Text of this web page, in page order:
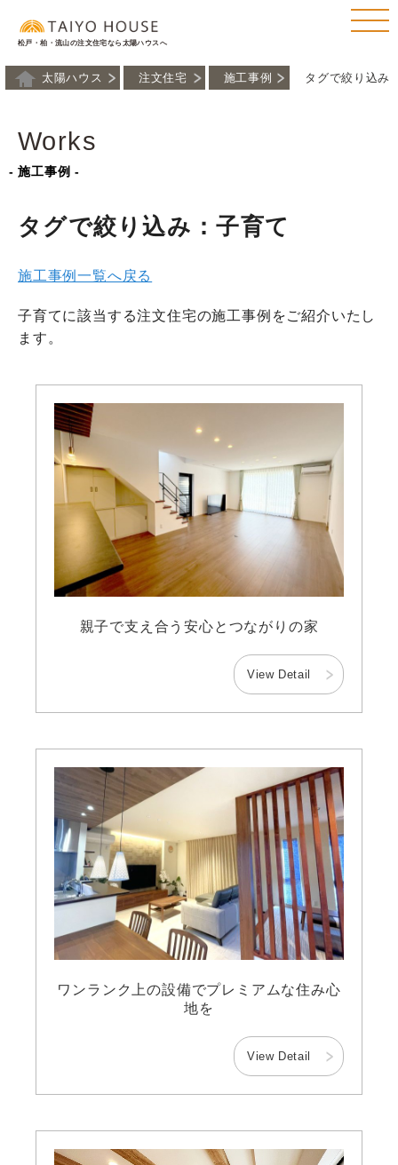
松戸・柏・流山の注文住宅なら太陽ハウスへ
太陽ハウス 注文住宅 施工事例 タグで絞り込み
Works
- 施工事例 -
タグで絞り込み：子育て
施工事例一覧へ戻る
子育てに該当する注文住宅の施工事例をご紹介いたし
ます。
親子で支え合う安心とつながりの家
View Detail
ワンランク上の設備でプレミアムな住み心
地を
View Detail